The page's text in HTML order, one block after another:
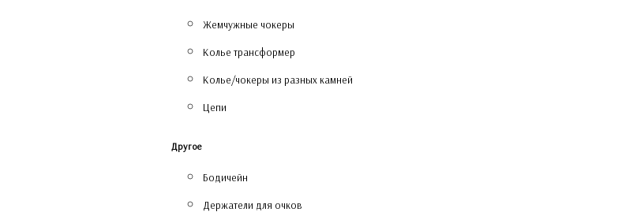
Жемчужные чокеры
Колье трансформер
Колье/чокеры из разных камней
Цепи
Другое
Бодичейн
Держатели для очков